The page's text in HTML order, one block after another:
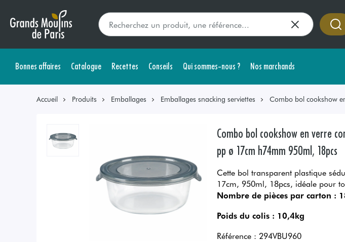
Bonnes affaires Catalogue Recettes Conseils Qui sommes-nous ? Nos marchands
Accueil Produits Emballages Emballages snacking serviettes Combo bol cookshow
Combo bol cookshow en verre
pp ø 17cm h74mm 950ml, 18pcs
Cette bol transparent plastique
17cm, 950ml, 18pcs, idéale pour
Nombre de pièces par carton :
Poids du colis : 10,4kg
Référence : 294VBU960